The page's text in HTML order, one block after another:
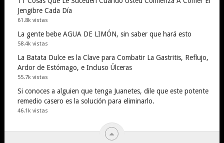
Jengibre Cada Día
61.8k vistas
La gente bebe AGUA DE LIMÓN, sin saber que hará esto
58.4k vistas
La Batata Dulce es la Clave para Combatir La Gastritis, Reflujo,
Ardor de Estómago, e Incluso Úlceras
55.7k vistas
Si conoces a alguien que tenga Juanetes, dile que este potente
remedio casero es la solución para eliminarlo.
46.1k vistas